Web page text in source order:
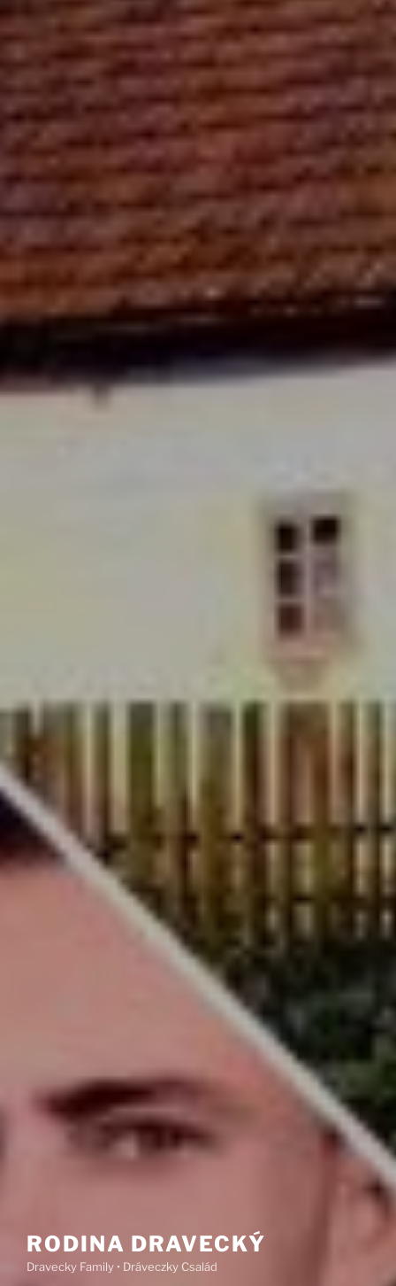
RODINA DRAVECKÝ
Dravecky Family • Dráveczky Család